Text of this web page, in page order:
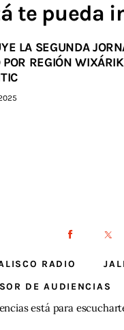
te pueda
LA SEGUNDA
POR REGIÓN
RADIO
DE AUDIENCIAS
está para